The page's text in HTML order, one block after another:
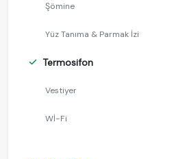
Şömine
Yüz Tanıma & Parmak İzi
Termosifon
Vestiyer
Wİ-Fi